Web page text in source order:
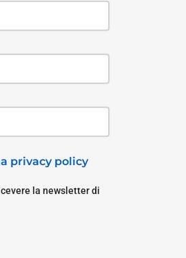
privacy policy
la newsletter di